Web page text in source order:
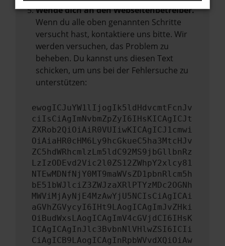
Wende dich an den Webseitenbetreiber.
Wenn du alle oben genannten Schritte
versucht hast, kontaktiere uns bitte. Wir
werden versuchen, das Problem zu
beheben. Du kannst uns diesen Text
schicken, um uns bei der Fehlersuche zu
unterstützen:
ewogICJuYW1lIjogIk5ldHdvcmtFcnJv
ciIsCiAgImNvbmZpZyI6IHsKICAgICJt
ZXRob2QiOiAiR0VUIiwKICAgICJ1cmwi
OiAiaHR0cHM6Ly9hcGkueC5ha3MtcHJv
ZC5hdWRhcmlzLm5ldC92MS9jbGllbnRz
LzIzODEvd2Vic2l0ZS12ZWhpY2xlcy81
NTEwMDNfNjY0MT9maWVsZD1pbnRlcm5h
bE51bWJlciZ3ZWJzaXRlPTYzMDc2OGNh
MWViMjAyNjE4MzAwYjU5NCIsCiAgICAi
aGVhZGVycyI6IHt9LAogICAgImJvZHki
OiBudWxsLAogICAgImV4cGVjdCI6IHsK
ICAgICAgInJlc3BvbnNlVHlwZSI6ICIi
CiAgICB9LAogICAgInRpbWVvdXQiOiAw